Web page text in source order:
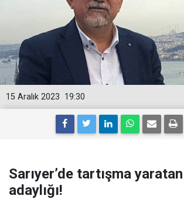
19:30
15 Aralık 2023
Sarıyer’de tartışma
adaylığı!